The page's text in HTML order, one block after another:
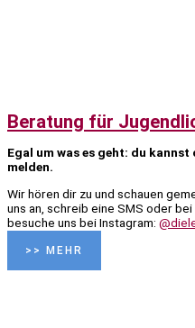
Beratung für
Egal um was es geht: du
melden.
Wir hören dir zu und schauen
uns an, schreib eine SMS oder bei
besuche uns bei Instagram:
>> MEHR